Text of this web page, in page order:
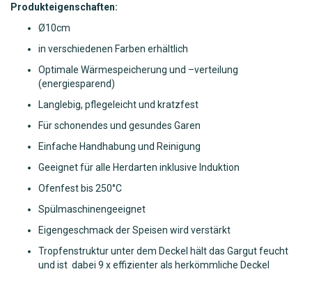
Produkteigenschaften:
Ø10cm
in verschiedenen Farben erhältlich
Optimale Wärmespeicherung und –verteilung
(energiesparend)
Langlebig, pflegeleicht und kratzfest
Für schonendes und gesundes Garen
Einfache Handhabung und Reinigung
Geeignet für alle Herdarten inklusive Induktion
Ofenfest bis 250°C
Spülmaschinengeeignet
Eigengeschmack der Speisen wird verstärkt
Tropfenstruktur unter dem Deckel hält das Gargut feucht
und ist dabei 9 x effizienter als herkömmliche Deckel